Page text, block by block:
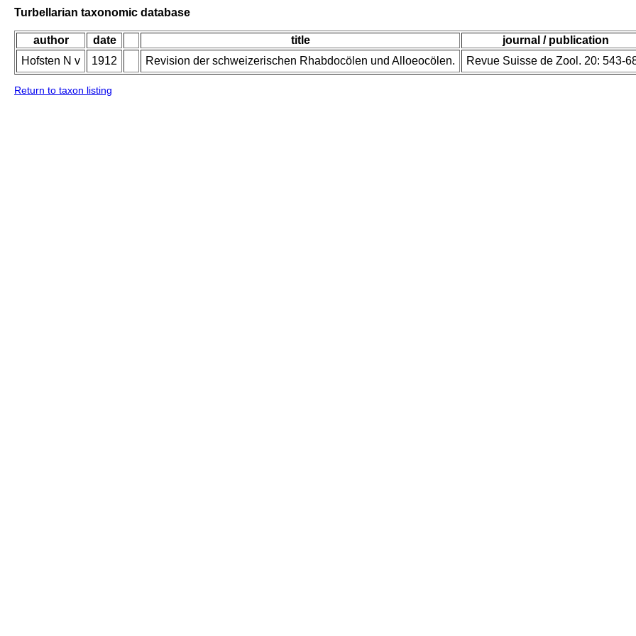
Turbellarian taxonomic database
author date title
journal / publication
Hofsten N v
1912 Revision der schweizerischen Rhabdocölen und Alloeocölen. Revue Suisse de Zool. 20: 543-
Return to taxon listing